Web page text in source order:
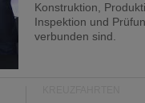
Konstruktion,
Inspektion und
verbunden sind.